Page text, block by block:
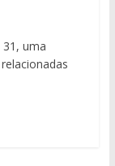
uma